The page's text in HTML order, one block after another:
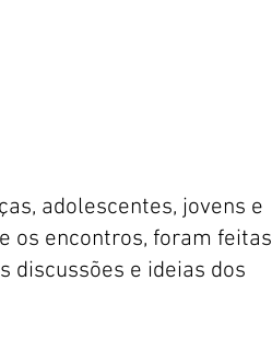
adolescentes, jovens e
os encontros, foram feitas
discussões e ideias dos